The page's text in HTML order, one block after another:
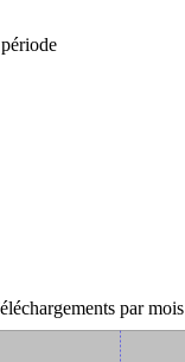
par mois